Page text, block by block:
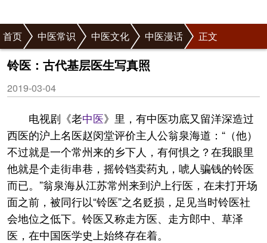
首页 中医常识 中医文化 中医漫话 正文
铃医：古代基层医生写真照
2019-03-04
电视剧《老中医》里，有中医功底又留洋深造过
西医的沪上名医赵闵堂评价主人公翁泉海道：“（他）
不过就是一个常州来的乡下人，有何惧之？在我眼里
他就是个走街串巷，摇铃铛卖药丸，唬人骗钱的铃医
而已。”翁泉海从江苏常州来到沪上行医，在未打开场
面之前，被同行以“铃医”之名贬损，足见当时铃医社
会地位之低下。铃医又称走方医、走方郎中、草泽
医，在中国医学史上始终存在着。